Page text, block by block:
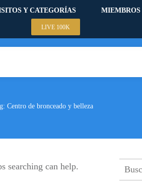
Y CATEGORÍAS MIEMBROS
LIVE 100K
Centro de bronceado y belleza
searching can help. Buscar: